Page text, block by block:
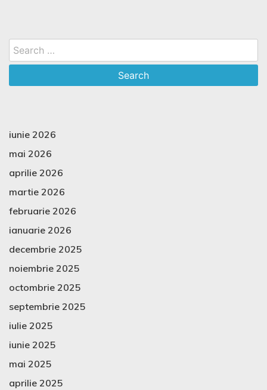
Search
for:
iunie 2026
mai 2026
aprilie 2026
martie 2026
februarie 2026
ianuarie 2026
decembrie 2025
noiembrie 2025
octombrie 2025
septembrie 2025
iulie 2025
iunie 2025
mai 2025
aprilie 2025